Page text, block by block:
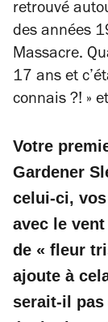
retrouvé
des années
Massacre.
17 ans et
connais ?! »
Votre
Gardener
celui-ci,
avec le vent
de « fleur
ajoute à
serait-il